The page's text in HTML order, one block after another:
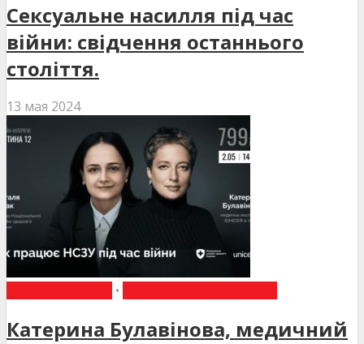
Сексуальне насилля під час
війни: свідчення останнього
століття.
13 мая 2024
•
Катерина Булавінова, медичний